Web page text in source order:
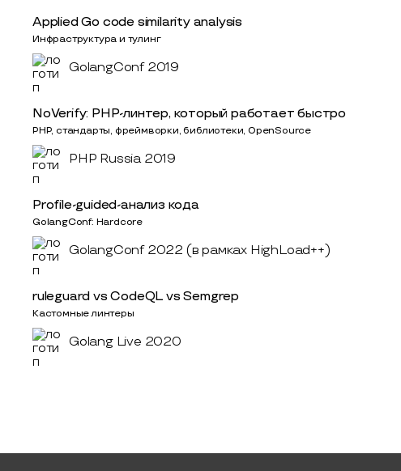
Applied Go code similarity analysis
Инфраструктура и тулинг
GolangConf 2019
NoVerify: PHP-линтер, который работает быстро
PHP, стандарты, фреймворки, библиотеки, OpenSource
PHP Russia 2019
Profile-guided-анализ кода
GolangConf: Hardcore
GolangConf 2022 (в рамках HighLoad++)
ruleguard vs CodeQL vs Semgrep
Кастомные линтеры
Golang Live 2020